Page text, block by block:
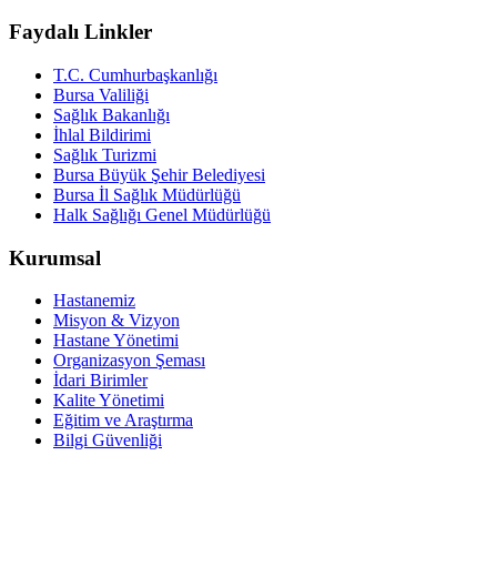
Faydalı Linkler
T.C. Cumhurbaşkanlığı
Bursa Valiliği
Sağlık Bakanlığı
İhlal Bildirimi
Sağlık Turizmi
Bursa Büyük Şehir Belediyesi
Bursa İl Sağlık Müdürlüğü
Halk Sağlığı Genel Müdürlüğü
Kurumsal
Hastanemiz
Misyon & Vizyon
Hastane Yönetimi
Organizasyon Şeması
İdari Birimler
Kalite Yönetimi
Eğitim ve Araştırma
Bilgi Güvenliği